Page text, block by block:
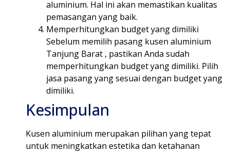
aluminium. Hal ini akan memastikan kualitas
pemasangan yang baik.
Memperhitungkan budget yang dimiliki
Sebelum memilih pasang kusen aluminium
Tanjung Barat , pastikan Anda sudah
memperhitungkan budget yang dimiliki. Pilih
jasa pasang yang sesuai dengan budget yang
dimiliki.
Kesimpulan
Kusen aluminium merupakan pilihan yang tepat
untuk meningkatkan estetika dan ketahanan